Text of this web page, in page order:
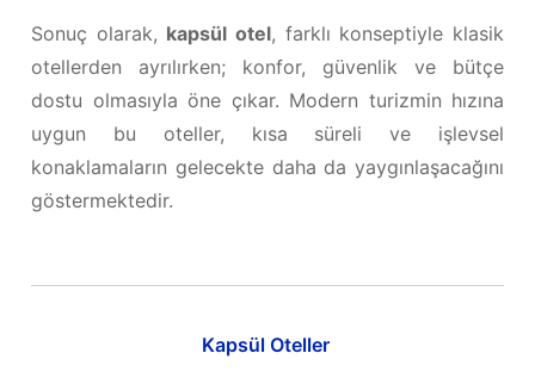
Sonuç olarak, kapsül otel, farklı konseptiyle klasik
otellerden ayrılırken; konfor, güvenlik ve bütçe
dostu olmasıyla öne çıkar. Modern turizmin hızına
uygun bu oteller, kısa süreli ve işlevsel
konaklamaların gelecekte daha da yaygınlaşacağını
göstermektedir.
Kapsül Oteller